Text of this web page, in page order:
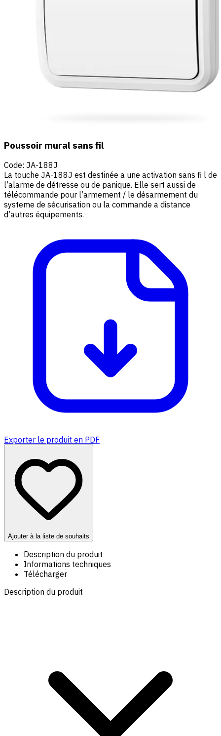
Poussoir mural sans fil
Code: JA-188J
La touche JA-188J est destinée a une activation sans fi l de
l’alarme de détresse ou de panique. Elle sert aussi de
télécommande pour l’armement / le désarmement du
systeme de sécurisation ou la commande a distance
d’autres équipements.
Exporter le produit en PDF
Ajouter à la liste de souhaits
Description du produit
Informations techniques
Télécharger
Description du produit